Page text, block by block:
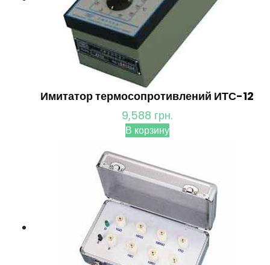
Имитатор термосопротивлений ИТС-12
9,588 грн.
В корзину